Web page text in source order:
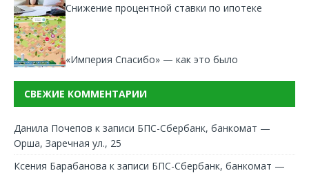
Снижение процентной ставки по ипотеке
«Империя Спасибо» — как это было
СВЕЖИЕ КОММЕНТАРИИ
Данила Почепов к записи БПС-Сбербанк, банкомат —
Орша, Заречная ул., 25
Ксения Барабанова к записи БПС-Сбербанк, банкомат —